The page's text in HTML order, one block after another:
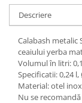
Descriere
Calabash metalic
ceaiului yerba
Volumul în litri:
Specificatii: 0,24
Material: otel
Nu se